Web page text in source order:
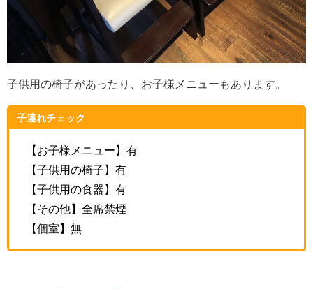
子供用の椅子があったり、お子様メニューもあります。
子連れチェック
【お子様メニュー】有
【子供用の椅子】有
【子供用の食器】有
【その他】全席禁煙
【個室】無